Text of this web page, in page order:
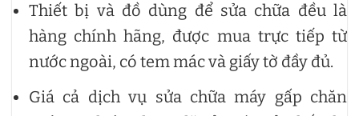
Thiết bị và đồ dùng để sửa chữa đều là
hàng chính hãng, được mua trực tiếp từ
nước ngoài, có tem mác và giấy tờ đầy đủ.
Giá cả dịch vụ sửa chữa máy gấp chăn